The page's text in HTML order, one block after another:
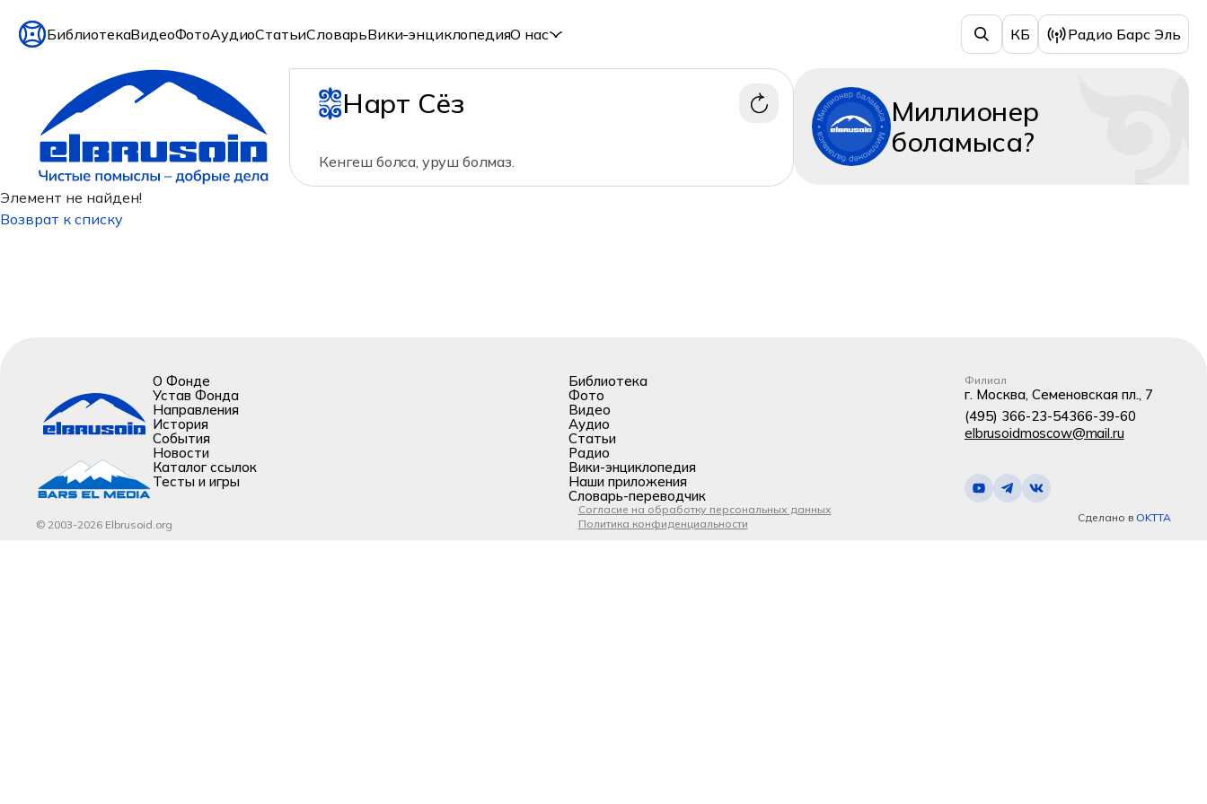
БиблиотекаВидеоФотоАудиоСтатьиСловарьВики-энциклопедияО нас КБ Радио Барс Эль
Нарт Сёз
Кенгеш болса, уруш болмаз.
Миллионер
боламыса?
Элемент не найден!
Возврат к списку
О Фонде
Устав Фонда
Направления
История
События
Новости
Каталог ссылок
Тесты и игры
Библиотека
Фото
Видео
Аудио
Статьи
Радио
Вики-энциклопедия
Наши приложения
Словарь-переводчик
Филиал
г. Москва, Семеновская пл., 7
(495) 366-23-54366-39-60
elbrusoidmoscow@mail.ru
© 2003-2026 Elbrusoid.org
Согласие на обработку персональных данных
Политика конфиденциальности
Сделано в OKTTA